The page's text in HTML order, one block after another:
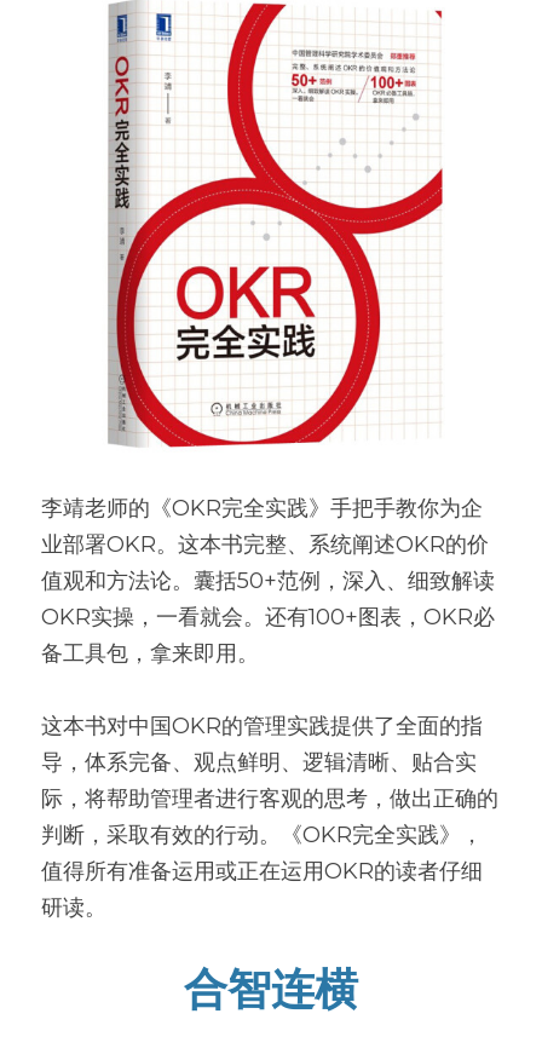
李靖老师的《OKR完全实践》手把手教你为企
业部署OKR。这本书完整、系统阐述OKR的价
值观和方法论。囊括50+范例，深入、细致解读
OKR实操，一看就会。还有100+图表，OKR必
备工具包，拿来即用。
这本书对中国OKR的管理实践提供了全面的指
导，体系完备、观点鲜明、逻辑清晰、贴合实
际，将帮助管理者进行客观的思考，做出正确的
判断，采取有效的行动。《OKR完全实践》，
值得所有准备运用或正在运用OKR的读者仔细
研读。
合智连横